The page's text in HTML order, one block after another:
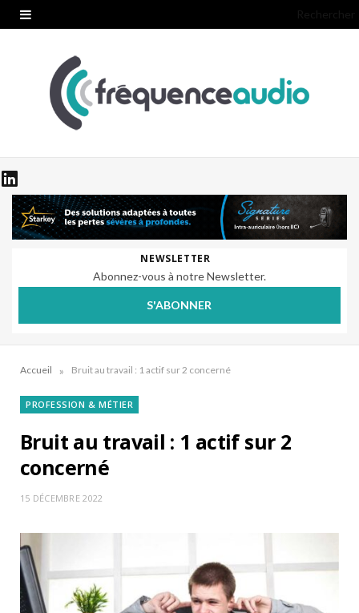
NEWSLETTER
Abonnez-vous à notre Newsletter.
S'ABONNER
Accueil » Bruit au travail : 1 actif sur 2 concerné
PROFESSION & MÉTIER
Bruit au travail : 1 actif sur 2
concerné
15 DÉCEMBRE 2022